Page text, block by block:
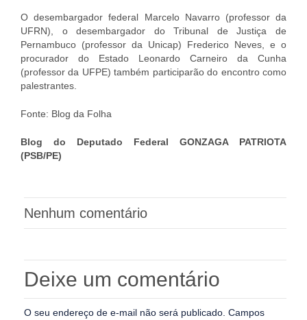
O desembargador federal Marcelo Navarro (professor da
UFRN), o desembargador do Tribunal de Justiça de
Pernambuco (professor da Unicap) Frederico Neves, e o
procurador do Estado Leonardo Carneiro da Cunha
(professor da UFPE) também participarão do encontro como
palestrantes.
Fonte: Blog da Folha
Blog do Deputado Federal GONZAGA PATRIOTA
(PSB/PE)
Nenhum comentário
Deixe um comentário
O seu endereço de e-mail não será publicado. Campos